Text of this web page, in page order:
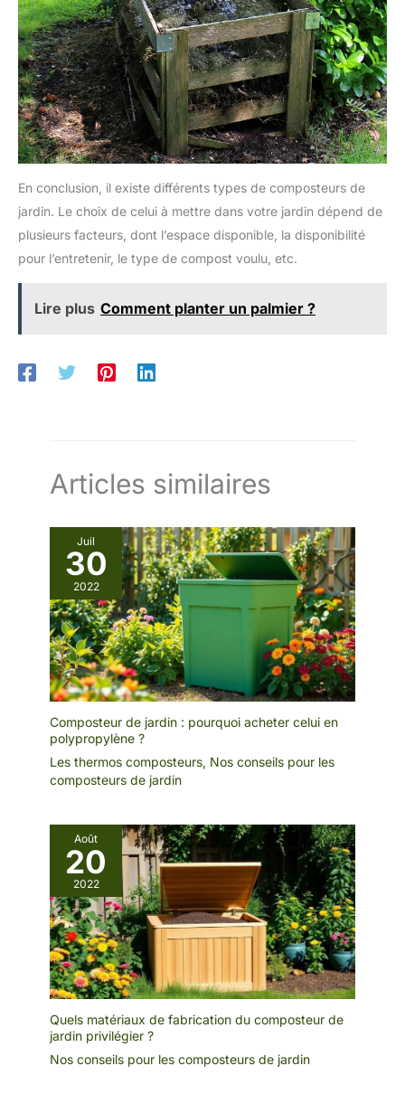
En conclusion, il existe différents types de composteurs de
jardin. Le choix de celui à mettre dans votre jardin dépend de
plusieurs facteurs, dont l’espace disponible, la disponibilité
pour l’entretenir, le type de compost voulu, etc.
Lire plus Comment planter un palmier ?
Articles similaires
Juil
30
2022
Composteur de jardin : pourquoi acheter celui en
polypropylène ?
Les thermos composteurs, Nos conseils pour les
composteurs de jardin
Août
20
2022
Quels matériaux de fabrication du composteur de
jardin privilégier ?
Nos conseils pour les composteurs de jardin